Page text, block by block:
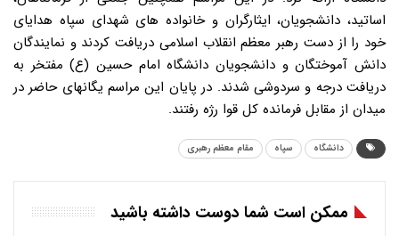
اساتید، دانشجویان، ایثارگران و خانواده های شهدای سپاه هدایای
خود را از دست رهبر معظم انقلاب اسلامی دریافت کردند و نمایندگان
دانش آموختگان و دانشجویان دانشگاه امام حسین (ع) مفتخر به
دریافت درجه و سردوشی شدند. در پایان این مراسم یگانهای حاضر در
میدان از مقابل فرمانده کل قوا رژه رفتند.
دانشگاه سپاه مقام معظم رهبری
ممکن است شما دوست داشته باشید